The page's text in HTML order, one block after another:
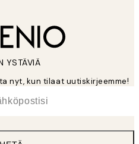
YSTÄVIÄ
nyt, kun tilaat uutiskirjeemme!